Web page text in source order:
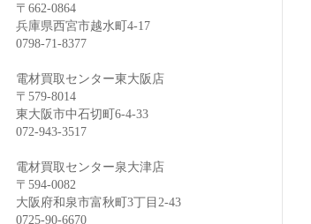
〒662-0864
兵庫県西宮市越水町4-17
0798-71-8377
電材買取センター東大阪店
〒579-8014
東大阪市中石切町6-4-33
072-943-3517
電材買取センター泉大津店
〒594-0082
大阪府和泉市富秋町3丁目2-43
0725-90-6670